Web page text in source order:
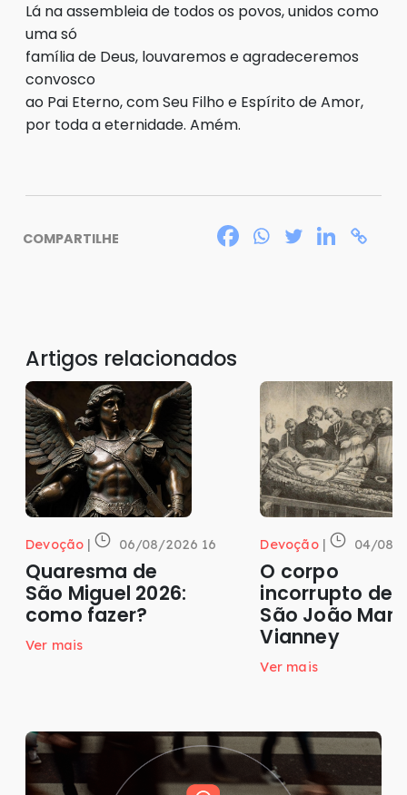
Lá na assembleia de todos os povos, unidos como
uma só
família de Deus, louvaremos e agradeceremos
convosco
ao Pai Eterno, com Seu Filho e Espírito de Amor,
por toda a eternidade. Amém.
COMPARTILHE
Artigos relacionados
Devoção | 06/08/2026 16
Quaresma de
São Miguel 2026:
como fazer?
Ver mais
Devoção| 04/08/
O corpo
incorrupto de
São João
Vianney
Ver mais